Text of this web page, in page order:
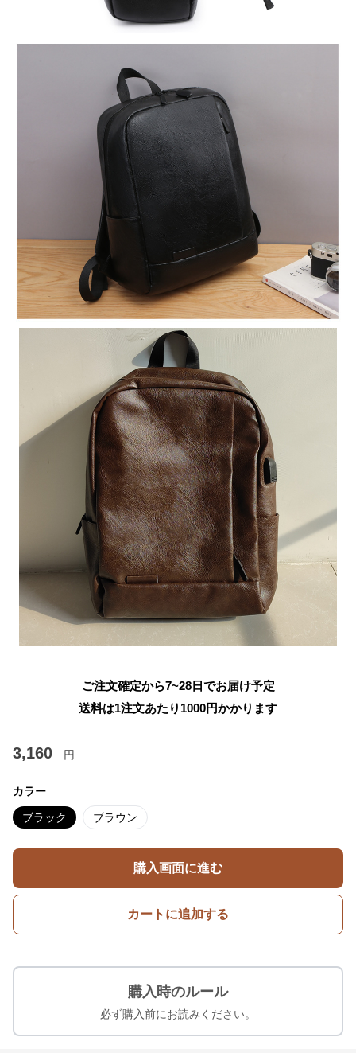
ご注文確定から7~28日でお届け予定
送料は1注文あたり 1000円かかります
3,160 円
カラー
ブラック ブラウン
購入画面に進む
カートに追加する
購入時のルール
必ず購入前にお読みください。